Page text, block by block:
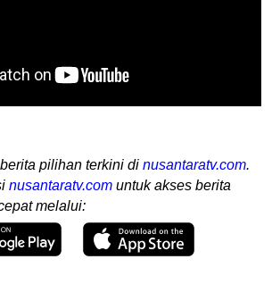
pilihan terkini di nusantaratv.com.
nusantaratv.com untuk akses berita
melalui: